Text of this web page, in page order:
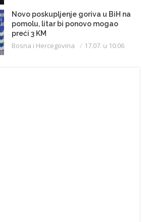
Novo poskupljenje goriva u BiH na
pomolu, litar bi ponovo mogao
preći 3 KM
Bosna i Hercegovina 17.07. u 10:06